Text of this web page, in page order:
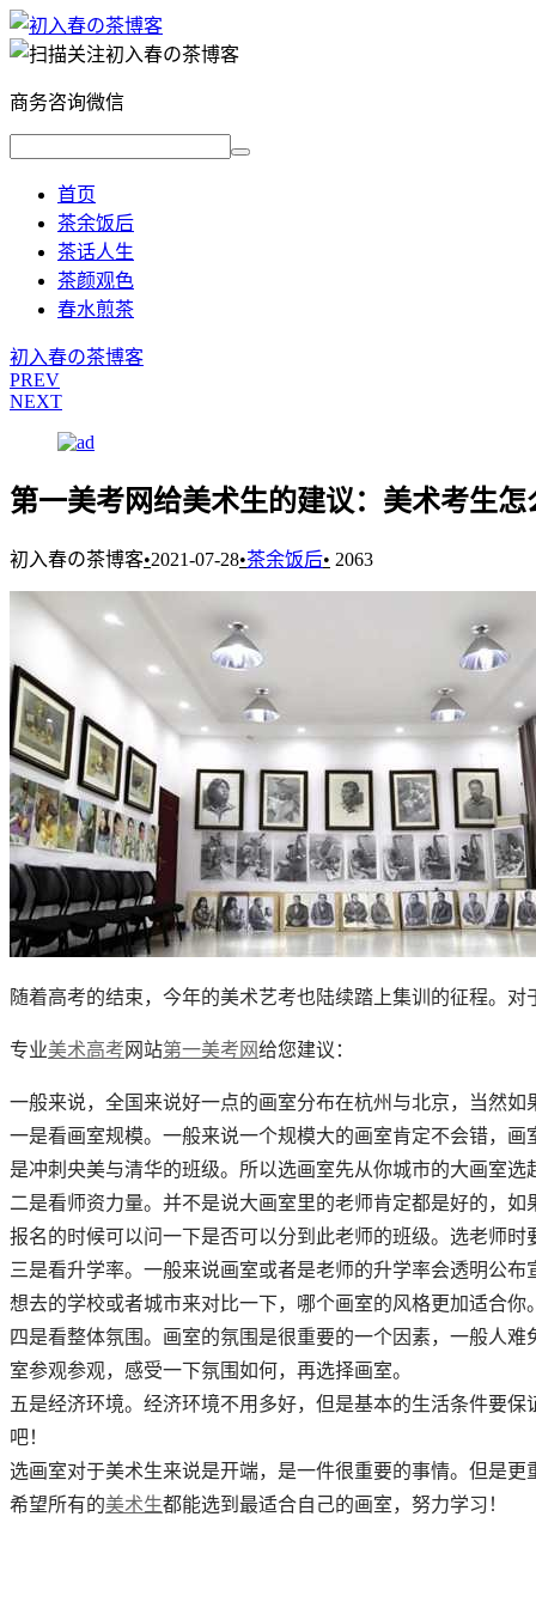
商务咨询微信
首页
茶余饭后
茶话人生
茶颜观色
春水煎茶
初入春の茶博客
PREV
NEXT
第一美考网给美术生的建议：美术考生怎
初入春の茶博客•2021-07-28•茶余饭后• 2063
随着高考的结束，今年的美术艺考也陆续踏上集训的征程。
专业美术高考 网站第一美考网给您建议：
一般来说，全国来说好一点的画室分布在杭州与北京，当然
一是看画室规模。一般来说一个规模大的画室肯定不会错，
是冲刺央美与清华的班级。所以选画室先从你城市的大画室选
二是看师资力量。并不是说大画室里的老师肯定都是好的，
报名的时候可以问一下是否可以分到此老师的班级。选老师
三是看升学率。一般来说画室或者是老师的升学率会透明公
想去的学校或者城市来对比一下，哪个画室的风格更加适合你
四是看整体氛围。画室的氛围是很重要的一个因素，一般人
室参观参观，感受一下氛围如何，再选择画室。
五是经济环境。经济环境不用多好，但是基本的生活条件要
吧！
选画室对于美术生来说是开端，是一件很重要的事情。但是
希望所有的美术生都能选到最适合自己的画室，努力学习！